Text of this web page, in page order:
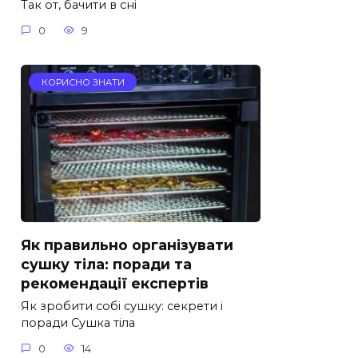
Так от, бачити в сні
0 9
КОРИСНО ЗНАТИ
Як правильно організувати
сушку тіла: поради та
рекомендації експертів
Як зробити собі сушку: секрети і
поради Сушка тіла
0 14